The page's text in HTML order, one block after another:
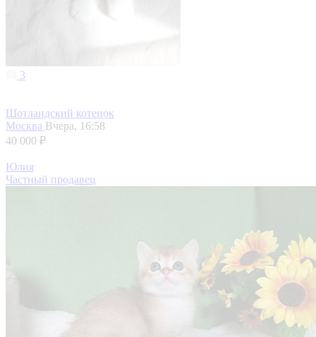
3
Шотландский котенок
Москва Вчера, 16:58
40 000 ₽
Юлия
Частный продавец